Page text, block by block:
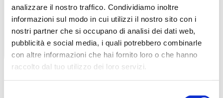
analizzare il nostro traffico. Condividiamo inoltre
informazioni sul modo in cui utilizzi il nostro sito con i
nostri partner che si occupano di analisi dei dati web,
pubblicità e social media, i quali potrebbero combinarle
con altre informazioni che hai fornito loro o che hanno
raccolto dal tuo utilizzo dei loro servizi.